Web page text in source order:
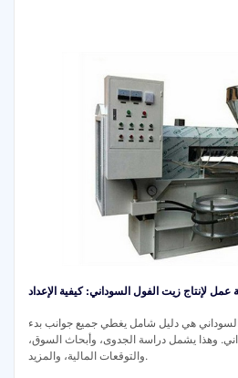
لإنتاج زيت الفول السوداني: كيفية الإعداد
هي دليل شامل يغطي جميع جوانب بدء
وهذا يشمل دراسة الجدوى، وأبحاث السوق،
والتوقعات المالية، والمزيد.